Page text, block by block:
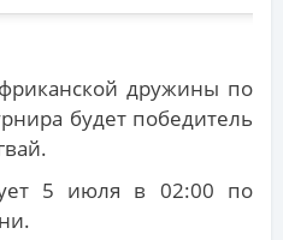
дружины по
будет победитель
5 июля в 02:00 по